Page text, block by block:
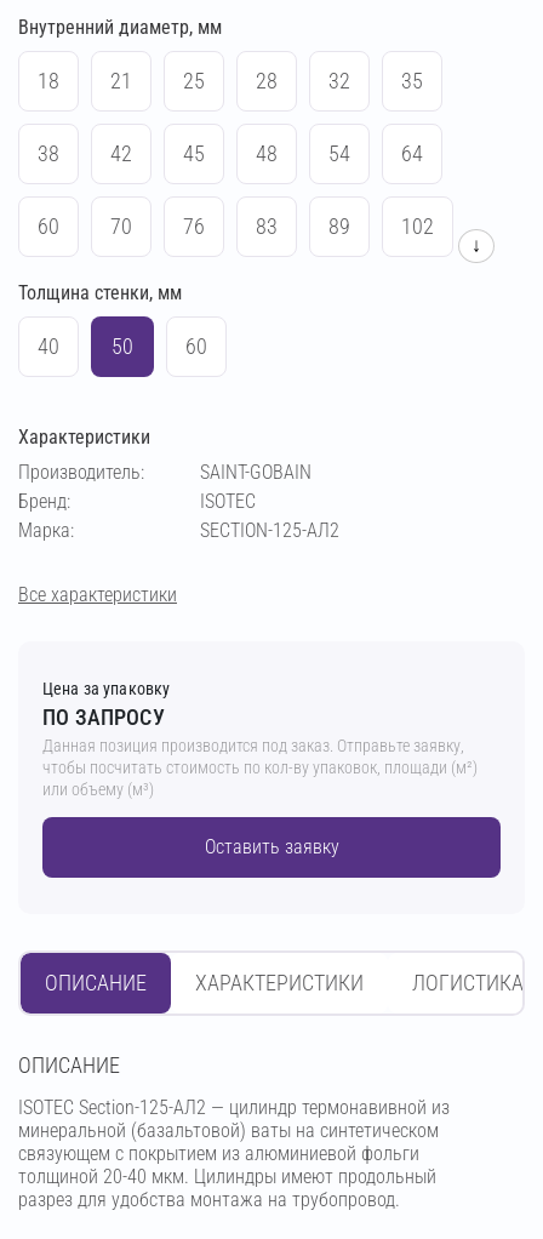
Внутренний диаметр, мм
18 21 25 28 32 35
38 42 45 48 54 64
60 70 76 83 89 102
108 114
194 219 273
↓
Толщина стенки, мм
40 50 60
Характеристики
Производитель:
SAINT-GOBAIN
Бренд:
ISOTEC
Марка:
SECTION-125-АЛ2
Все характеристики
Цена за упаковку
ПО ЗАПРОСУ
Данная позиция производится под заказ. Отправьте заявку,
чтобы посчитать стоимость по кол-ву упаковок, площади (м²)
или объему (м³)
Оставить заявку
ОПИСАНИЕ ХАРАКТЕРИСТИКИ ЛОГИСТИКА
OПИСАНИЕ
ISOTEC Section-125-АЛ2 — цилиндр термонавивной из
минеральной (базальтовой) ваты на синтетическом
связующем с покрытием из алюминиевой фольги
толщиной 20-40 мкм. Цилиндры имеют продольный
разрез для удобства монтажа на трубопровод.